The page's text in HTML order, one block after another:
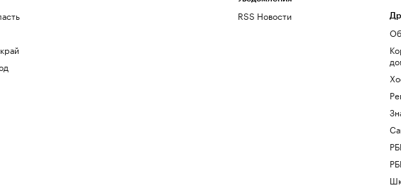
RSS Новости